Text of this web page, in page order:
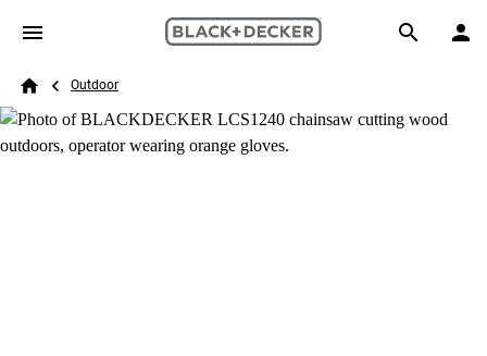
Skip to main content
Search
Breadcrumb
Outdoor